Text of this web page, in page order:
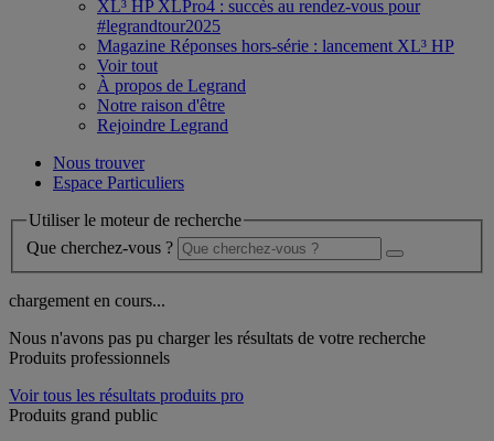
XL³ HP XLPro4 : succès au rendez-vous pour
#legrandtour2025
Magazine Réponses hors-série : lancement XL³ HP
Voir tout
À propos de Legrand
Notre raison d'être
Rejoindre Legrand
Nous trouver
Espace Particuliers
Utiliser le moteur de recherche
Que cherchez-vous ?
chargement en cours...
Nous n'avons pas pu charger les résultats de votre recherche
Produits professionnels
Voir tous les résultats produits pro
Produits grand public